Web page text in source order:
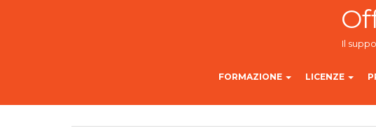
Il
FORMAZIONE LICENZE